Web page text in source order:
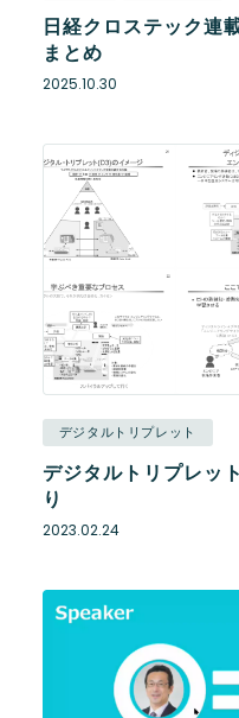
日経クロステック連
まとめ
2025.10.30
デジタルトリプレット
デジタルトリプレッ
り
2023.02.24